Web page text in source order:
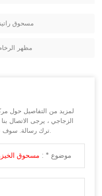
مسحوق
مظهر
لمزيد من التفاصيل حول
الزجاجي ، يرجى الاتصال
ترك رسالة. سوف نقوم بالرد عليك في اسرع وقت ممكن.
موضوع * : مسحوق